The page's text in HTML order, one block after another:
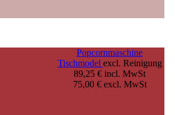
Popcornmaschine
Tischmodel excl. Reinigung
89,25 € incl. MwSt
75,00 € excl. MwSt